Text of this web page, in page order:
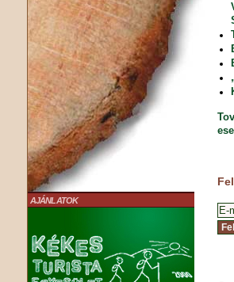
AJÁNLATOK